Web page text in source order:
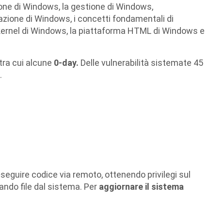
di Windows, la gestione di Windows,
di Windows, i concetti fondamentali di
di Windows, la piattaforma HTML di Windows e
cui alcune 0-day. Delle vulnerabilità sistemate 45
codice via remoto, ottenendo privilegi sul
file dal sistema. Per aggiornare il sistema